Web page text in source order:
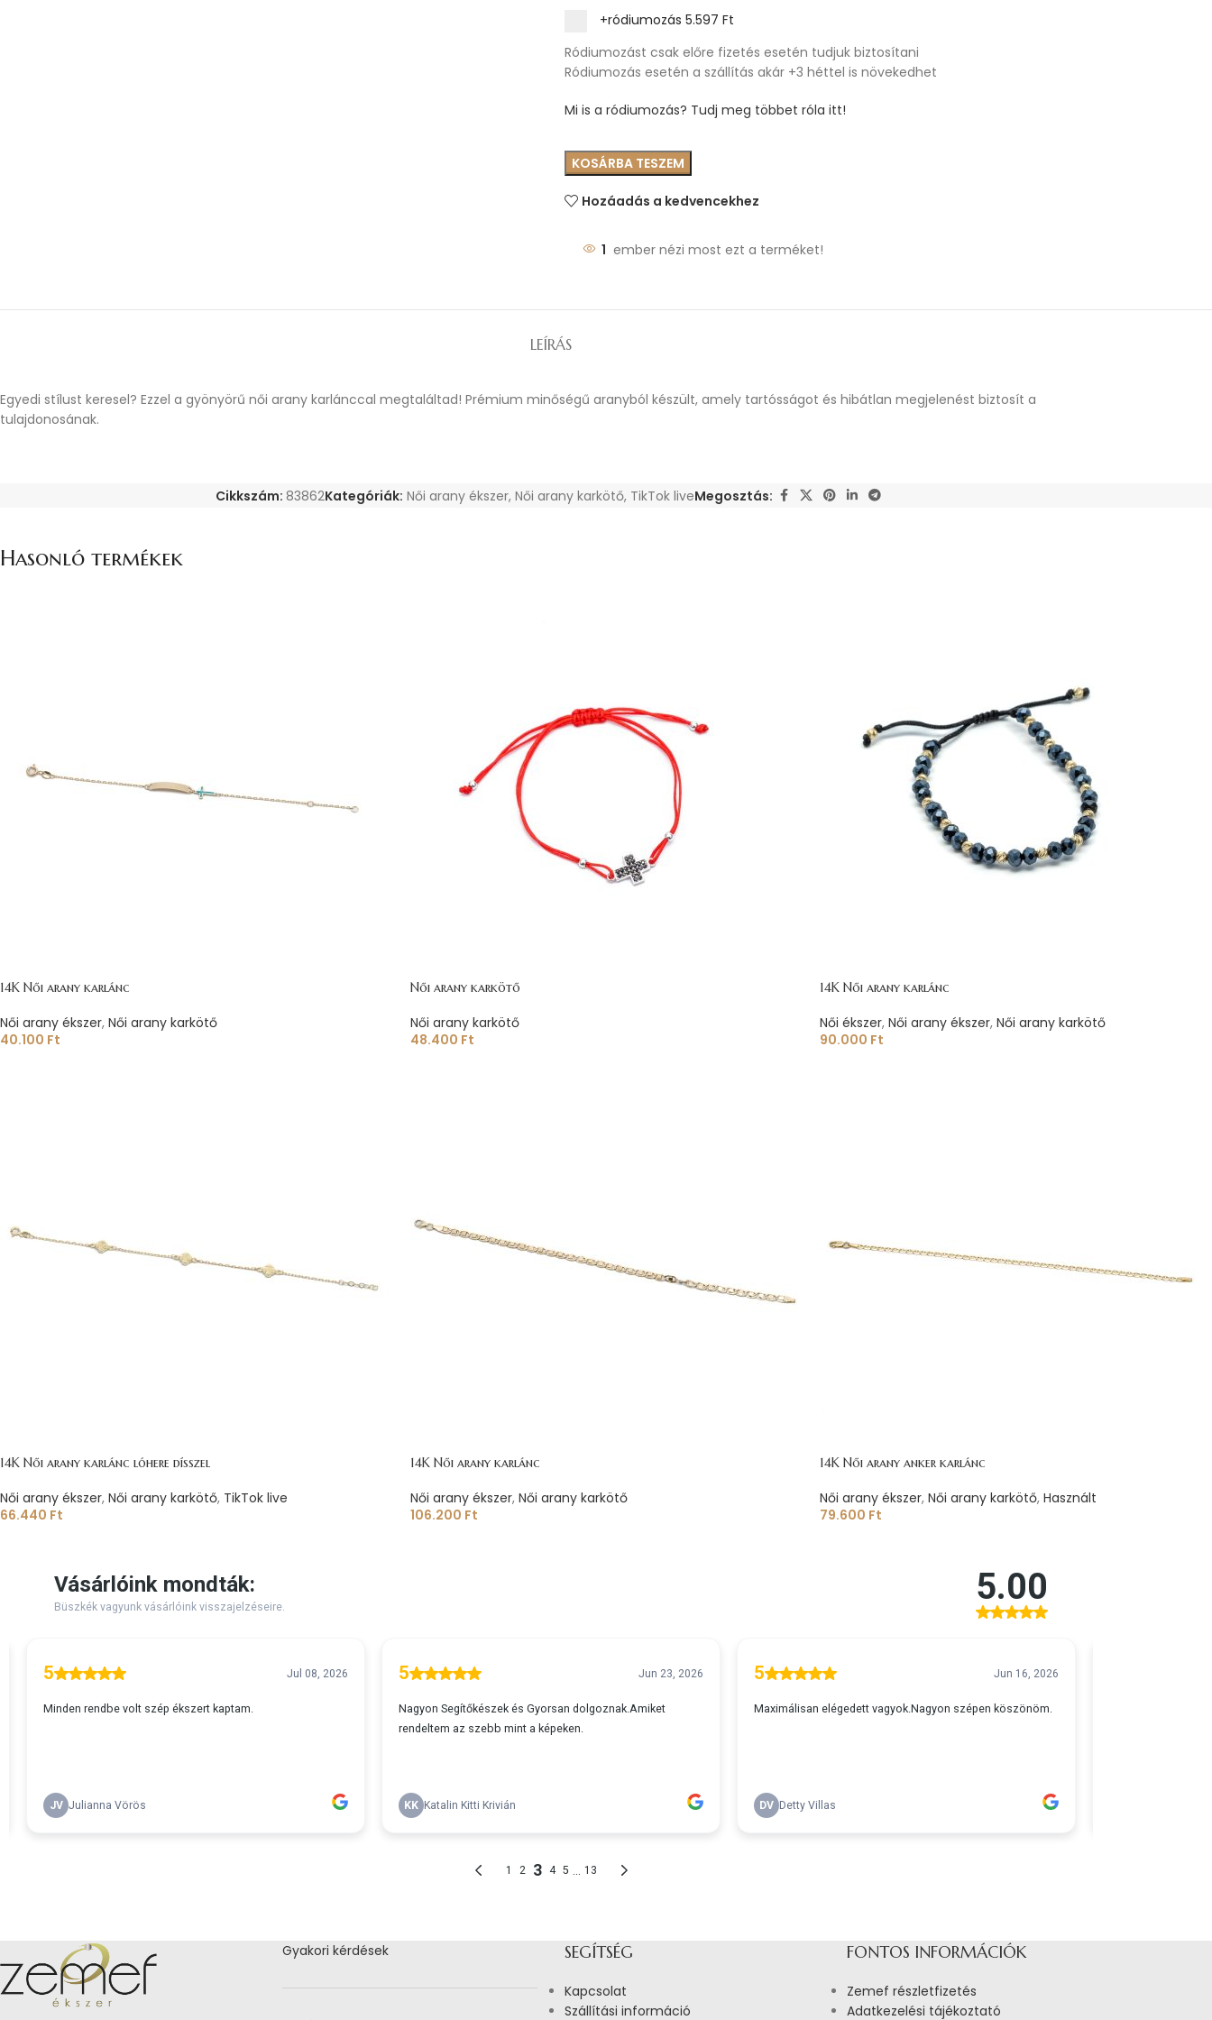
+ródiumozás 5.597 Ft
Ródiumozást csak előre fizetés esetén tudjuk biztosítani
Ródiumozás esetén a szállítás akár +3 héttel is növekedhet
Mi is a ródiumozás? Tudj meg többet róla itt!
KOSÁRBA TESZEM
Hozáadás a kedvencekhez
1 ember nézi most ezt a terméket!
LEÍRÁS
Egyedi stílust keresel? Ezzel a gyönyörű női arany karlánccal megtaláltad! Prémium minőségű aranyból készült, amely tartósságot és hibátlan megjelenést biztosít a
tulajdonosának.
Cikkszám: 83862Kategóriák: Női arany ékszer, Női arany karkötő, TikTok liveMegosztás:
Hasonló termékek
14K Női arany karlánc
Női arany ékszer, Női arany karkötő
40.100 Ft
Női arany karkötő
Női arany karkötő
48.400 Ft
14K Női arany karlánc
Női ékszer, Női arany ékszer, Női arany karkötő
90.000 Ft
14K Női arany karlánc lóhere dísszel
Női arany ékszer, Női arany karkötő, TikTok live
66.440 Ft
14K Női arany karlánc
Női arany ékszer, Női arany karkötő
106.200 Ft
14K Női arany anker karlánc
Női arany ékszer, Női arany karkötő, Használt
79.600 Ft
Gyakori kérdések SEGÍTSÉG
Kapcsolat
Szállítási információ
FONTOS INFORMÁCIÓK
Zemef részletfizetés
Adatkezelési tájékoztató